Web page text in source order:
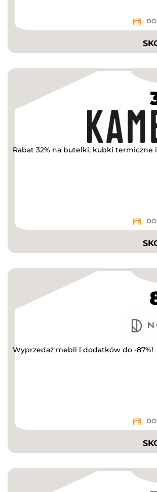
Rabat 32% na butelki, kubki termiczne
Wyprzedaż mebli i dodatków do -87%!